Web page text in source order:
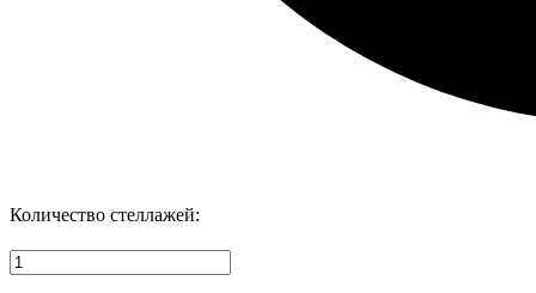
Количество стеллажей: